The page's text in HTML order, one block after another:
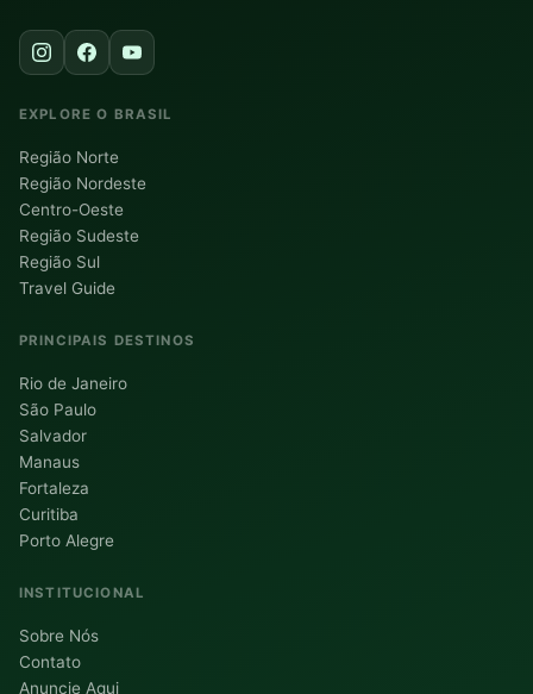
EXPLORE O BRASIL
Região Norte
Região Nordeste
Centro-Oeste
Região Sudeste
Região Sul
Travel Guide
PRINCIPAIS DESTINOS
Rio de Janeiro
São Paulo
Salvador
Manaus
Fortaleza
Curitiba
Porto Alegre
INSTITUCIONAL
Sobre Nós
Contato
Anuncie Aqui